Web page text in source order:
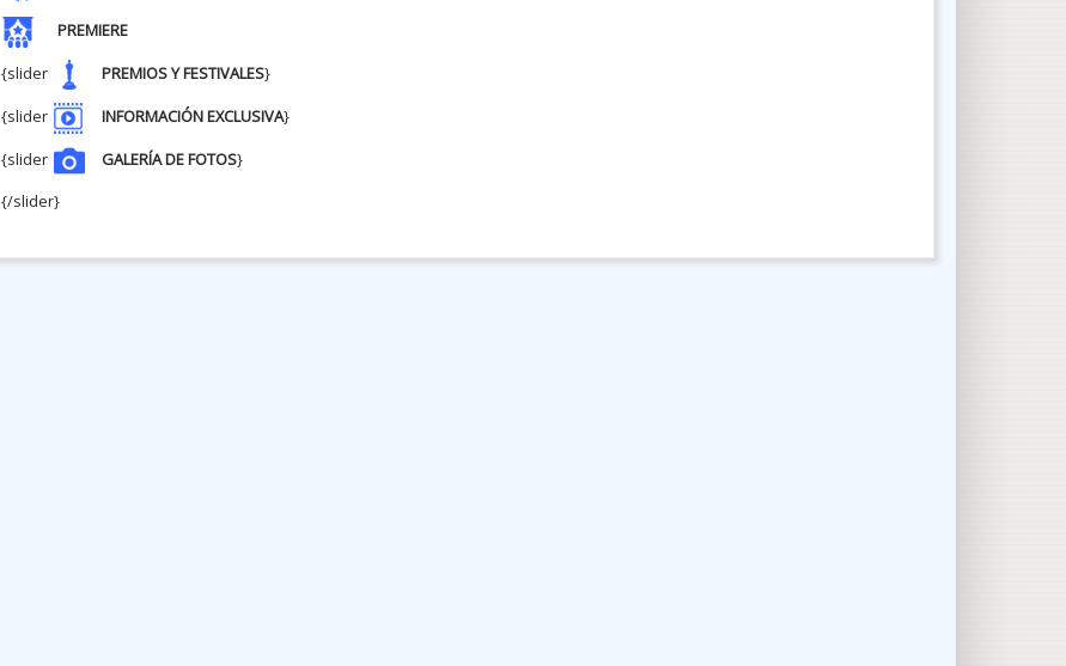
PREMIERE
{slider
PREMIOS Y FESTIVALES}
{slider
INFORMACIÓN EXCLUSIVA}
{slider
GALERÍA DE FOTOS}
{/slider}